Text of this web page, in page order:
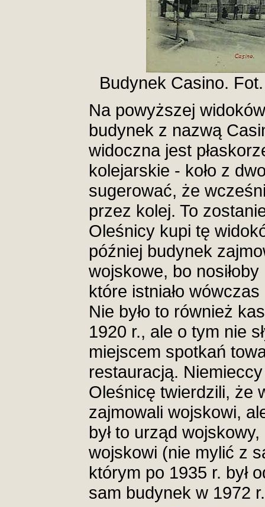
Budynek Casino.
Na powyższej
budynek z nazwą
widoczna jest
kolejarskie - koło z
sugerować, że
przez kolej. To
Oleśnicy kupi tę
później budynek
wojskowe, bo
które istniało
Nie było to również
1920 r., ale o tym nie
miejscem spotkań
restauracją.
Oleśnicę twierdzili, że
zajmowali wojskowi,
był to urząd
wojskowi (nie mylić z
którym po 1935 r. był
sam budynek w 1972 r.